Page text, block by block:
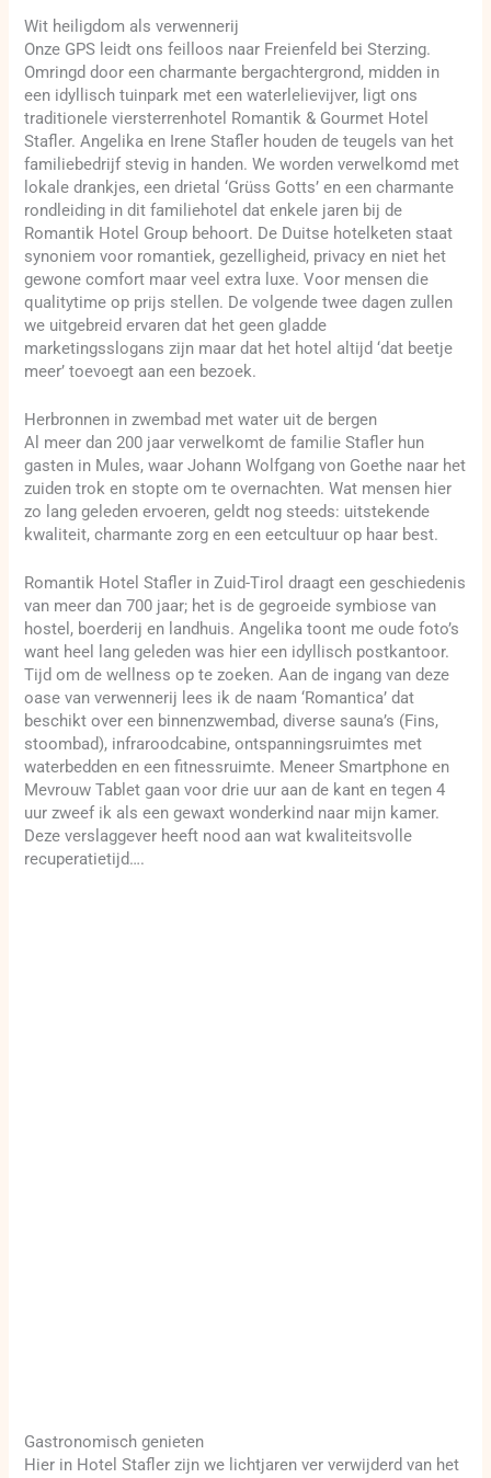
Wit heiligdom als verwennerij
Onze GPS leidt ons feilloos naar Freienfeld bei Sterzing.
Omringd door een charmante bergachtergrond, midden in
een idyllisch tuinpark met een waterlelievijver, ligt ons
traditionele viersterrenhotel Romantik & Gourmet Hotel
Stafler. Angelika en Irene Stafler houden de teugels van het
familiebedrijf stevig in handen. We worden verwelkomd met
lokale drankjes, een drietal ‘Grüss Gotts’ en een charmante
rondleiding in dit familiehotel dat enkele jaren bij de
Romantik Hotel Group behoort. De Duitse hotelketen staat
synoniem voor romantiek, gezelligheid, privacy en niet het
gewone comfort maar veel extra luxe. Voor mensen die
qualitytime op prijs stellen. De volgende twee dagen zullen
we uitgebreid ervaren dat het geen gladde
marketingsslogans zijn maar dat het hotel altijd ‘dat beetje
meer’ toevoegt aan een bezoek.
Herbronnen in zwembad met water uit de bergen
Al meer dan 200 jaar verwelkomt de familie Stafler hun
gasten in Mules, waar Johann Wolfgang von Goethe naar het
zuiden trok en stopte om te overnachten. Wat mensen hier
zo lang geleden ervoeren, geldt nog steeds: uitstekende
kwaliteit, charmante zorg en een eetcultuur op haar best.
Romantik Hotel Stafler in Zuid-Tirol draagt een geschiedenis
van meer dan 700 jaar; het is de gegroeide symbiose van
hostel, boerderij en landhuis. Angelika toont me oude foto’s
want heel lang geleden was hier een idyllisch postkantoor.
Tijd om de wellness op te zoeken. Aan de ingang van deze
oase van verwennerij lees ik de naam ‘Romantica’ dat
beschikt over een binnenzwembad, diverse sauna’s (Fins,
stoombad), infraroodcabine, ontspanningsruimtes met
waterbedden en een fitnessruimte. Meneer Smartphone en
Mevrouw Tablet gaan voor drie uur aan de kant en tegen 4
uur zweef ik als een gewaxt wonderkind naar mijn kamer.
Deze verslaggever heeft nood aan wat kwaliteitsvolle
recuperatietijd….
Gastronomisch genieten
Hier in Hotel Stafler zijn we lichtjaren ver verwijderd van het